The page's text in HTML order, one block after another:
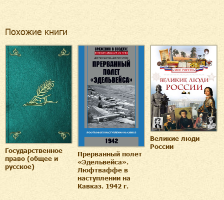
Похожие книги
Государственное
право (общее и
русское)
Прерванный полет
«Эдельвейса».
Люфтваффе в
наступлении на
Кавказ. 1942 г.
Великие люди
России